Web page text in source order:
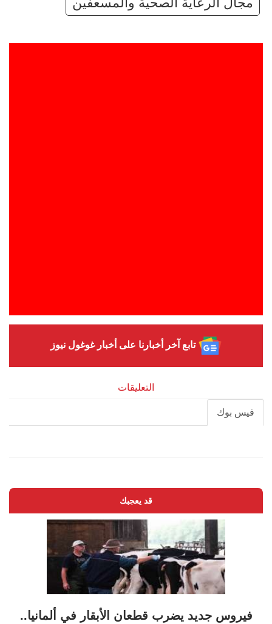
تابع آخر أخبارنا على أخبار غوغول نيوز
التعليقات
فيس بوك
قد يعجبك
فيروس جديد يضرب قطعان الأبقار في ألمانيا..